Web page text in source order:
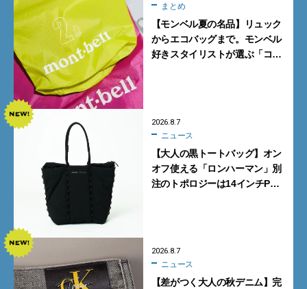
まとめ
【モンベル夏の名品】リュック
からエコバッグまで。モンベル
好きスタイリストが選ぶ「コス
2026.8.7
ニュース
【大人の黒トートバッグ】オン
オフ使える「ロンハーマン」別
注のトポロジーは14インチPC
2026.8.7
ニュース
【差がつく大人の秋デニム】完